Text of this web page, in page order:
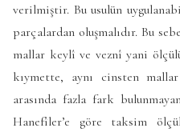
verilmiştir. Bu usulün
parçalardan oluşmalıdır. Bu
mallar keylî ve veznî yani
kıymette, aynı cinsten
arasında fazla fark
Hanefîler’e göre taksim